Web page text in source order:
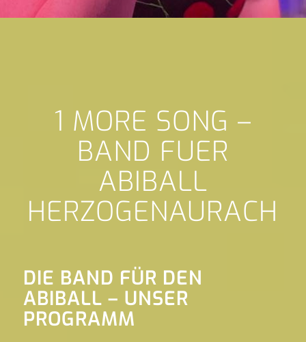
1 MORE SONG –
BAND FUER
ABIBALL
HERZOGENAURACH
DIE BAND FÜR DEN
ABIBALL – UNSER
PROGRAMM